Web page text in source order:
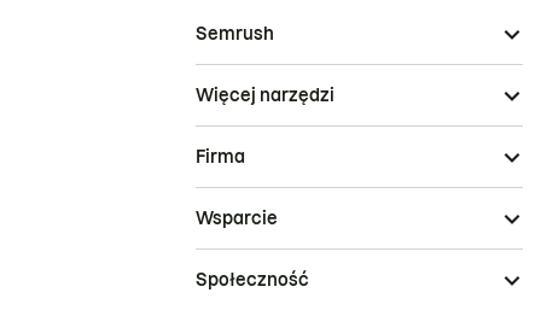
Semrush
Więcej narzędzi
Firma
Wsparcie
Społeczność